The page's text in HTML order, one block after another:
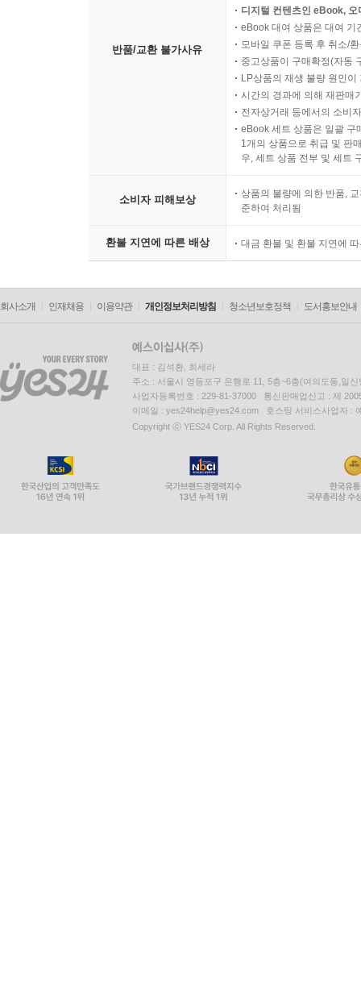
반품/교환 불가사유
디지털 컨텐츠인 eBook,
eBook 대여 상품은 대여 기
모바일 쿠폰 등록 후 취소/
중고상품이 구매확정(자동
LP상품의 재생 불량 원인
시간의 경과에 의해 재판매
전자상거래 등에서의 소비
eBook 세트 상품은 일괄 구
1개의 상품으로 취급 및 판
우, 세트 상품 전부 및 세트
소비자 피해보상
상품의 불량에 의한 반품,
준하여 처리됨
환불 지연에 따른 배상 대금 환불 및 환불 지연에
회사소개 인재채용 이용약관 개인정보처리방침 청소년보호정책 도서홍보안내
대표 : 김석환, 최세라
주소 : 서울시 영등포구 은행로 11, 5층~6층(여의도동,일신
사업자등록번호 : 229-81-37000 통신판매업신고 : 제
이메일 : yes24help@yes24.com 호스팅 서비스사업자 :
Copyright ⓒ YES24 Corp. All Rights Reserved.